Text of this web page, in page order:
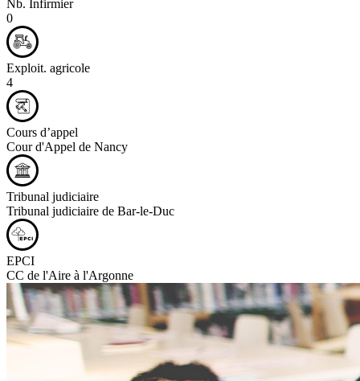
Nb. Infirmier
0
Exploit. agricole
4
Cours d’appel
Cour d'Appel de Nancy
Tribunal judiciaire
Tribunal judiciaire de Bar-le-Duc
EPCI
CC de l'Aire à l'Argonne